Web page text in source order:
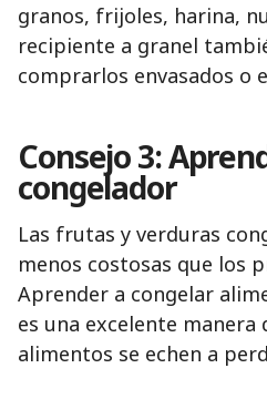
granos, frijoles, harina,
recipiente a granel
comprarlos envasados o
Consejo 3:
congelador
Las frutas y verduras
menos costosas que los
Aprender a congelar
es una excelente manera
alimentos se echen a